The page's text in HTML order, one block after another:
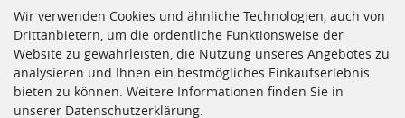
WIDERRUFSRECHT & WIDERRUFSFORMULAR
JUGENDSCHUTZ
VERTRAG WIDERRUFEN
COOKIE EINSTELLUNGEN
Wir verwenden Cookies und ähnliche Technologien, auch von
Drittanbietern, um die ordentliche Funktionsweise der
Website zu gewährleisten, die Nutzung unseres Angebotes zu
analysieren und Ihnen ein bestmögliches Einkaufserlebnis
bieten zu können. Weitere Informationen finden Sie in
unserer Datenschutzerklärung.